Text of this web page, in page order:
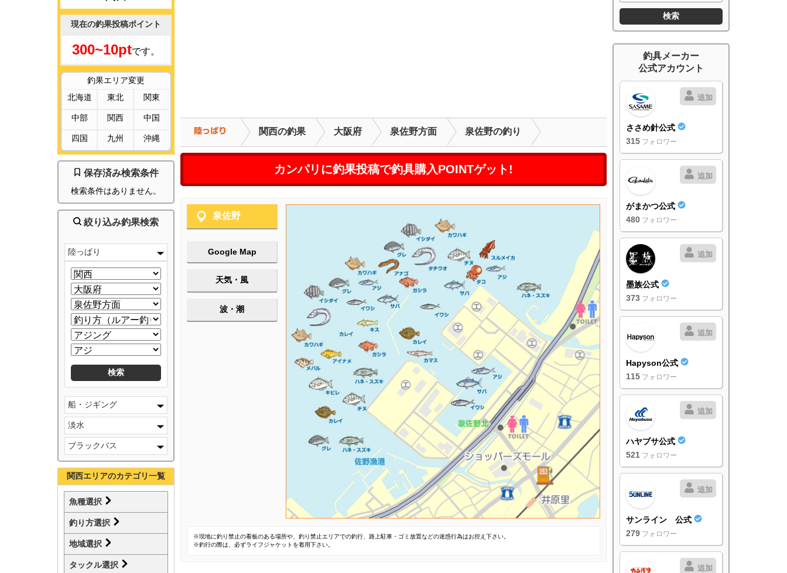
現在の釣果投稿ポイント
300~10ptです。
釣果エリア変更
北海道
東北 関東
中部 関西 中国
四国 九州 沖縄
保存済み検索条件
検索条件はありません。
絞り込み釣果検索
陸っぱり
船・ジギング
淡水
ブラックバス
関西エリアのカテゴリ一覧
魚種選択
釣り方選択
地域選択
タックル選択
関西の釣果 大阪府 泉佐野方面 泉佐野の釣り
カンパリに釣果投稿で釣具購入POINTゲット!
泉佐野
Google Map
天気・風
波・潮
※現地に釣り禁止の看板のある場所や、釣り禁止エリアでの釣行、路上駐車・ゴミ放置などの迷惑行為はお控え下さい。
※釣行の際は、必ずライフジャケットを着用下さい。
釣具メーカー
公式アカウント
追加
ささめ針公式
315 フォロワー
追加
がまかつ公式
480 フォロワー
追加
墨族公式
373 フォロワー
追加
Hapyson公式
115 フォロワー
追加
ハヤブサ公式
521 フォロワー
追加
サンライン 公式
279 フォロワー
追加